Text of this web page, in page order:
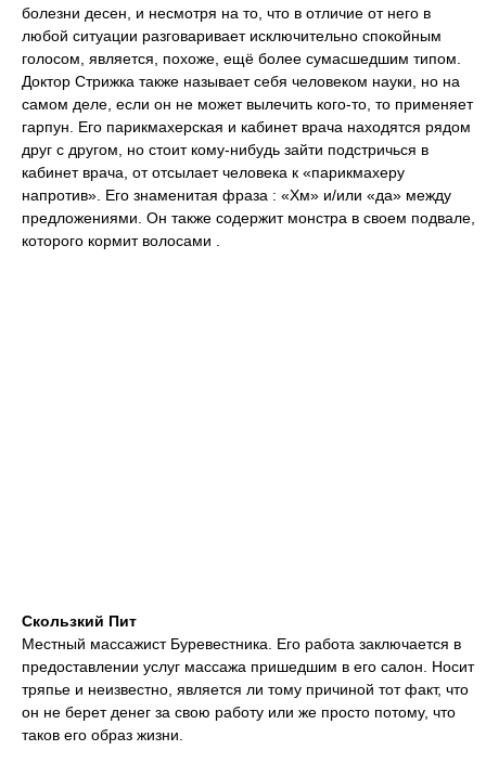
болезни десен, и несмотря на то, что в отличие от него в
любой ситуации разговаривает исключительно спокойным
голосом, является, похоже, ещё более сумасшедшим типом.
Доктор Стрижка также называет себя человеком науки, но на
самом деле, если он не может вылечить кого-то, то применяет
гарпун. Его парикмахерская и кабинет врача находятся рядом
друг с другом, но стоит кому-нибудь зайти подстричься в
кабинет врача, от отсылает человека к «парикмахеру
напротив». Его знаменитая фраза : «Хм» и/или «да» между
предложениями. Он также содержит монстра в своем подвале,
которого кормит волосами .
Скользкий Пит
Местный массажист Буревестника. Его работа заключается в
предоставлении услуг массажа пришедшим в его салон. Носит
тряпье и неизвестно, является ли тому причиной тот факт, что
он не берет денег за свою работу или же просто потому, что
таков его образ жизни.